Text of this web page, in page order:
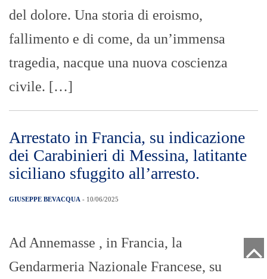
del dolore. Una storia di eroismo,
fallimento e di come, da un’immensa
tragedia, nacque una nuova coscienza
civile. […]
Arrestato in Francia, su indicazione
dei Carabinieri di Messina, latitante
siciliano sfuggito all’arresto.
GIUSEPPE BEVACQUA - 10/06/2025
Ad Annemasse , in Francia, la
Gendarmeria Nazionale Francese, su